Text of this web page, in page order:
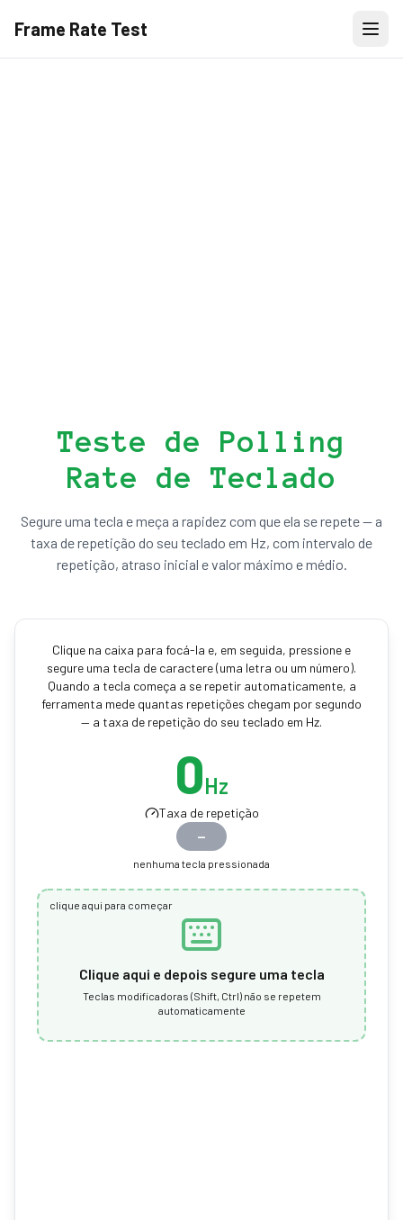
Frame Rate Test
Teste de Polling
Rate de Teclado
Segure uma tecla e meça a rapidez com que ela se repete — a
taxa de repetição do seu teclado em Hz, com intervalo de
repetição, atraso inicial e valor máximo e médio.
Clique na caixa para focá-la e, em seguida, pressione e
segure uma tecla de caractere (uma letra ou um número).
Quando a tecla começa a se repetir automaticamente, a
ferramenta mede quantas repetições chegam por segundo
— a taxa de repetição do seu teclado em Hz.
0Hz
Taxa de repetição
—
nenhuma tecla pressionada
clique aqui para começar
Clique aqui e depois segure uma tecla
Teclas modificadoras (Shift, Ctrl) não se repetem
automaticamente